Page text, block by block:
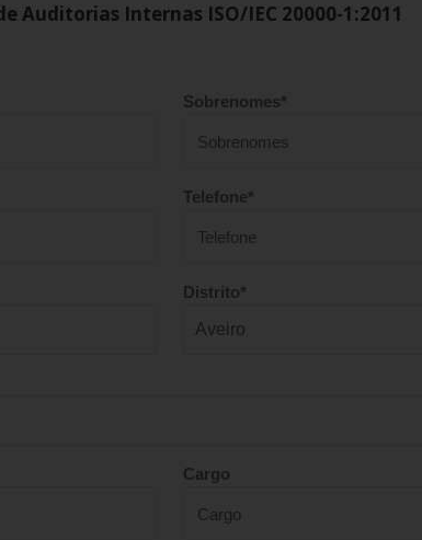
Auditorias Internas ISO/IEC 20000-1:2011
Sobrenomes*
Telefone*
Distrito*
Cargo